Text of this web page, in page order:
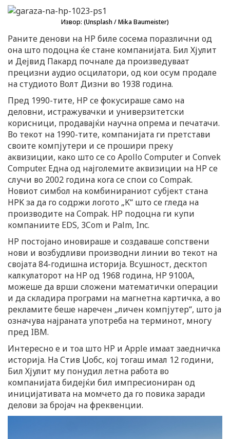
Извор: (Unsplash / Mika Baumeister)
Раните денови на HP биле сосема поразлични од
она што подоцна ќе стане компанијата. Бил Хјулит
и Дејвид Пакард почнале да произведуваат
прецизни аудио осцилатори, од кои осум продале
на студиото Волт Дизни во 1938 година.
Пред 1990-тите, HP се фокусираше само на
деловни, истражувачки и универзитетски
корисници, продавајќи научна опрема и печатачи.
Во текот на 1990-тите, компанијата ги претстави
своите компјутери и се прошири преку
аквизиции, како што се со Apollo Computer и Convek
Computer. Една од најголемите аквизиции на HP се
случи во 2002 година кога се спои со Compak.
Новиот симбол на комбинираниот субјект стана
HPK за да го содржи логото „K“ што се гледа на
производите на Compak. HP подоцна ги купи
компаниите EDS, 3Com и Palm, Inc.
HP постојано иновираше и создаваше сопствени
нови и возбудливи производни линии во текот на
својата 84-годишна историја. Всушност, десктоп
калкулаторот на HP од 1968 година, HP 9100A,
можеше да врши сложени математички операции
и да складира програми на магнетна картичка, а во
рекламите беше наречен „личен компјутер“, што ја
означува најраната употреба на терминот, многу
пред IBM.
Интересно е и тоа што HP и Apple имаат заедничка
историја. На Стив Џобс, кој тогаш имал 12 години,
Бил Хјулит му понудил летна работа во
компанијата бидејќи бил импресиониран од
иницијативата на момчето да го повика заради
делови за бројач на фреквенции.